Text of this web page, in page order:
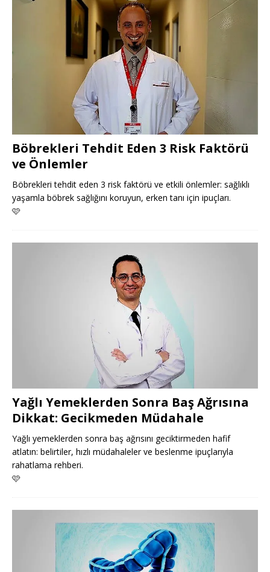
Böbrekleri Tehdit Eden 3 Risk Faktörü
ve Önlemler
Böbrekleri tehdit eden 3 risk faktörü ve etkili önlemler: sağlıklı
yaşamla böbrek sağlığını koruyun, erken tanı için ipuçları.
🩷
Yağlı Yemeklerden Sonra Baş Ağrısına
Dikkat: Gecikmeden Müdahale
Yağlı yemeklerden sonra baş ağrısını geciktirmeden hafif
atlatın: belirtiler, hızlı müdahaleler ve beslenme ipuçlarıyla
rahatlama rehberi.
🩷